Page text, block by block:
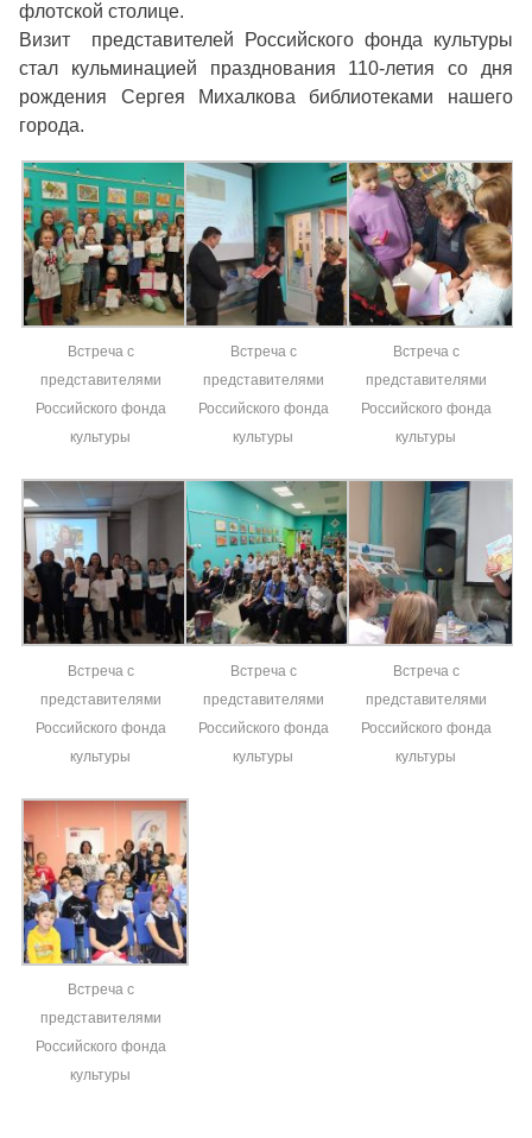
флотской столице.
Визит представителей Российского фонда культуры
стал кульминацией празднования 110-летия со дня
рождения Сергея Михалкова библиотеками нашего
города.
Встреча с
представителями
Российского фонда
культуры
Встреча с
представителями
Российского фонда
культуры
Встреча с
представителями
Российского фонда
культуры
Встреча с
представителями
Российского фонда
культуры
Встреча с
представителями
Российского фонда
культуры
Встреча с
представителями
Российского фонда
культуры
Встреча с
представителями
Российского фонда
культуры